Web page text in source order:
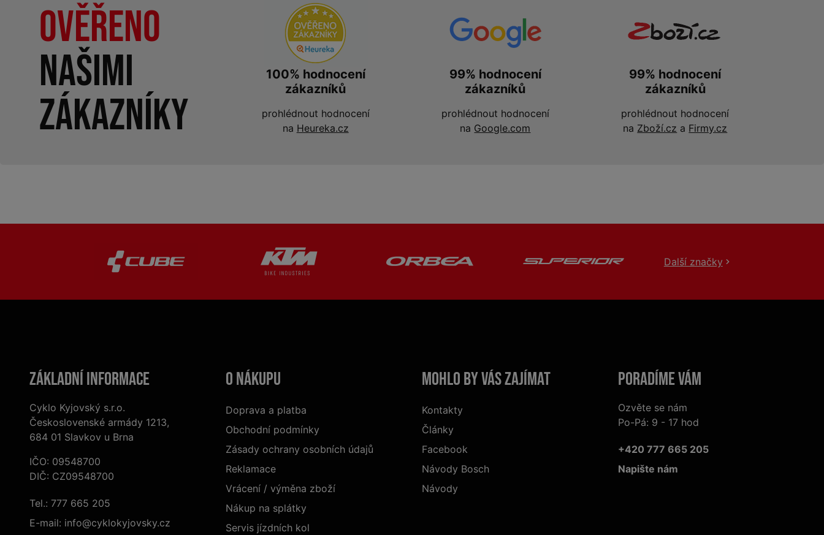
Ověřeno
našimi
zákazníky
100% hodnocení
zákazníků
prohlédnout hodnocení
na Heureka.cz
99% hodnocení
zákazníků
prohlédnout hodnocení
na Google.com
99% hodnocení
zákazníků
prohlédnout hodnocení
na Zboží.cz a Firmy.cz
Další značky
Základní informace
Cyklo Kyjovský s.r.o.
Československé armády 1213,
684 01 Slavkov u Brna
IČO: 09548700
DIČ: CZ09548700
Tel.: 777 665 205
E-mail: info@cyklokyjovsky.cz
O nákupu
Doprava a platba
Obchodní podmínky
Zásady ochrany osobních údajů
Reklamace
Vrácení / výměna zboží
Nákup na splátky
Servis jízdních kol
Mohlo by vás zajímat
Kontakty
Články
Facebook
Návody Bosch
Návody
Poradíme Vám
Ozvěte se nám
Po-Pá: 9 - 17 hod
+420 777 665 205
Napište nám